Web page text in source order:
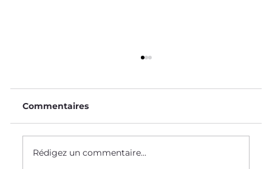
Commentaires
Rédigez un commentaire...